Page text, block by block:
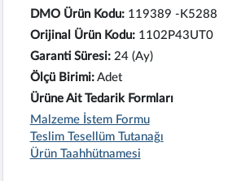
DMO Ürün Kodu: 119389 -K5288
Orijinal Ürün Kodu: 1102P43UT0
Garanti Süresi: 24 (Ay)
Ölçü Birimi: Adet
Ürüne Ait Tedarik Formları
Malzeme İstem Formu
Teslim Tesellüm Tutanağı
Ürün Taahhütnamesi